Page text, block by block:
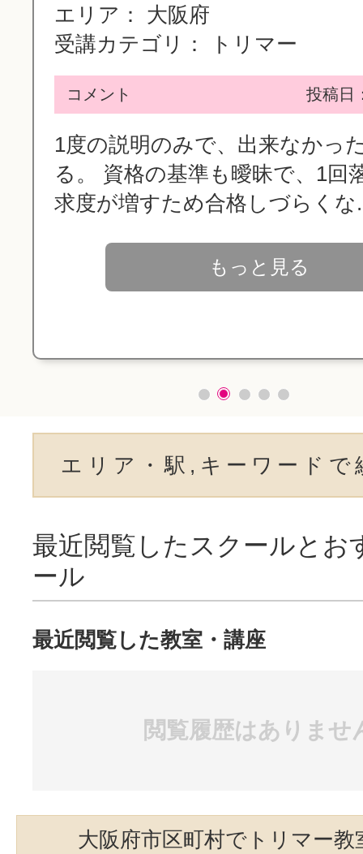
エリア：
大阪府
受講カテゴリ：
トリマー
コメント 投稿日
1度の説明のみで、出来なかっ
る。 資格の基準も曖昧で、1回
求度が増すため合格しづらくな
もっと見る
エリア・駅,キーワードで
最近閲覧したスクールとお
ール
最近閲覧した教室・講座
閲覧履歴はありませ
大阪府市区町村でトリマー教